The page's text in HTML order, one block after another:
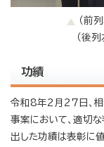
（前
（後
功績
令和8年2月27日、
事案において、適切
出した功績は表彰に